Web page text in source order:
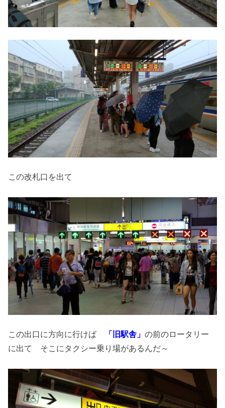
この改札口を出て
この出口に方向に行けば 「旧駅舎」の前のロータリー
に出て そこにタクシー乗り場があるんだ～